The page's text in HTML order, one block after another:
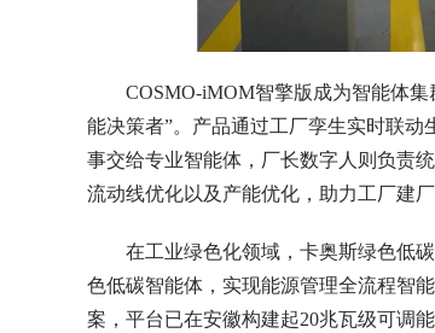
COSMO-iMOM智擎版成为智能体
能决策者”。产品通过工厂孪生实时联
事交给专业智能体，厂长数字人则负责
流动线优化以及产能优化，助力工厂建
在工业绿色化领域，卡奥斯绿色低
色低碳智能体，实现能源管理全流程智
案，平台已在安徽构建起20兆瓦级可调